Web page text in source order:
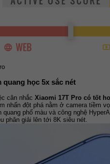
quang học 5x sắc nét
cân nhắc Xiaomi 17T Pro có tốt
nhấn đột phá nằm ở camera tiềm
phổ màu và công nghệ
phân giải lên tới 8K siêu nét.